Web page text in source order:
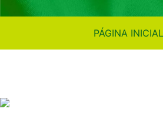
PÁGINA INICIAL